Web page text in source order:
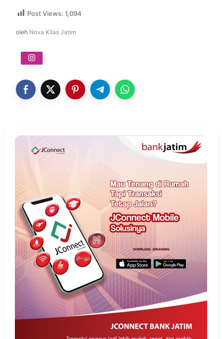
Post Views: 1,094
oleh Nova Kilas Jatim